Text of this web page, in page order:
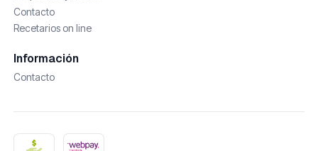
Contacto
Recetarios on line
Información
Contacto